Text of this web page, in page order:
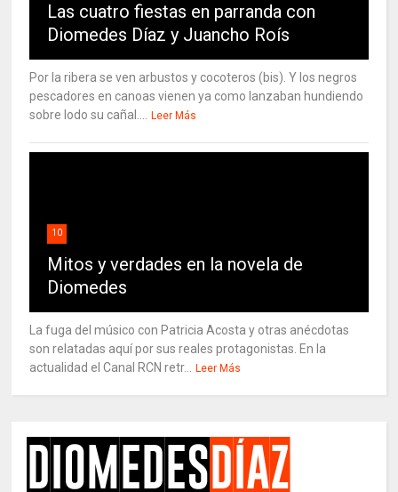
Las cuatro fiestas en parranda con
Diomedes Díaz y Juancho Roís
Por la ribera se ven arbustos y cocoteros (bis). Y los negros
pescadores en canoas vienen ya como lanzaban hundiendo
sobre lodo su cañal.... Leer Más
10
Mitos y verdades en la novela de
Diomedes
La fuga del músico con Patricia Acosta y otras anécdotas
son relatadas aquí por sus reales protagonistas. En la
actualidad el Canal RCN retr... Leer Más